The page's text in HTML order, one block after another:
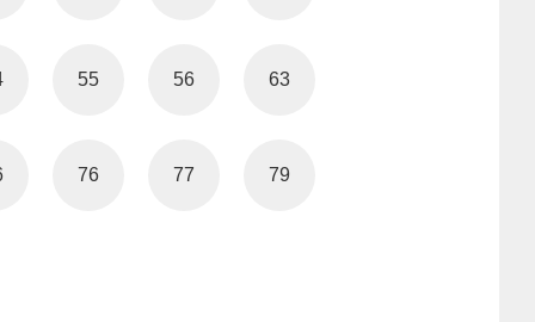
55 56 63
76 77 79